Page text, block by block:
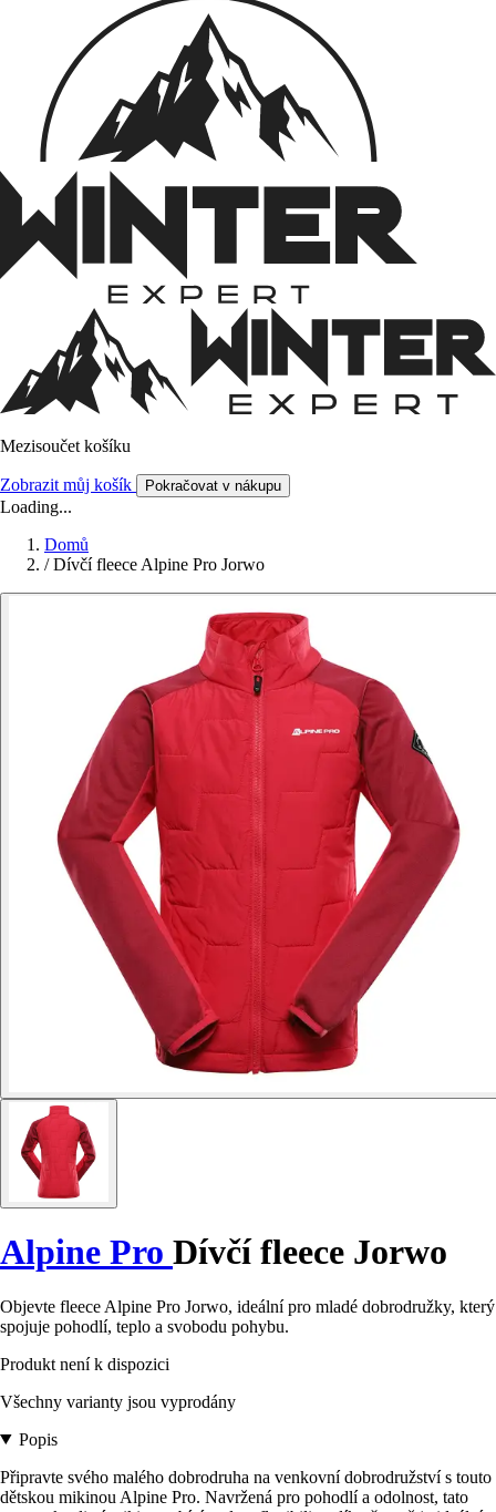
Mezisoučet košíku
Zobrazit můj košík Pokračovat v nákupu
Loading...
Domů
/ Dívčí fleece Alpine Pro Jorwo
Alpine Pro Dívčí fleece Jorwo
Objevte fleece Alpine Pro Jorwo, ideální pro mladé dobrodružky, který
spojuje pohodlí, teplo a svobodu pohybu.
Produkt není k dispozici
Všechny varianty jsou vyprodány
Popis
Připravte svého malého dobrodruha na venkovní dobrodružství s touto
dětskou mikinou Alpine Pro. Navržená pro pohodlí a odolnost, tato